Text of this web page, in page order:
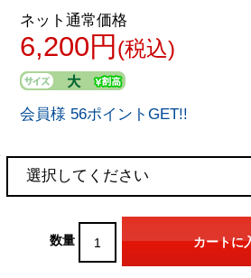
ネット通常価格
6,200円 (税込)
会員様 56ポイントGET!!
数量